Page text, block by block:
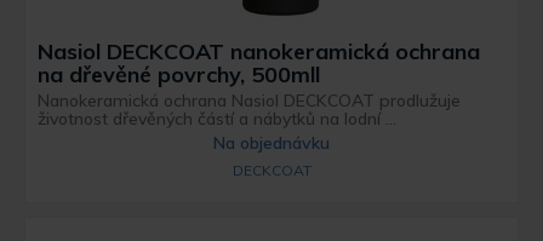
Nasiol DECKCOAT nanokeramická ochrana
na dřevěné povrchy, 500mll
Nanokeramická ochrana Nasiol DECKCOAT prodlužuje
životnost dřevěných částí a nábytků na lodní ...
Na objednávku
DECKCOAT